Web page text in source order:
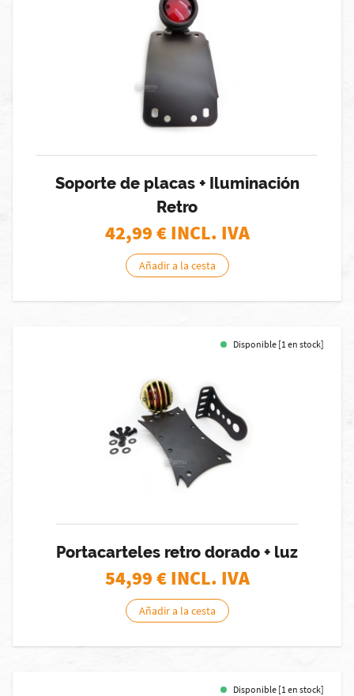
Soporte de placas + Iluminación
Retro
42,99€ INCL. IVA
Añadir a la cesta
Disponible [1 en stock]
Portacarteles retro dorado + luz
54,99€ INCL. IVA
Añadir a la cesta
Disponible [1 en stock]